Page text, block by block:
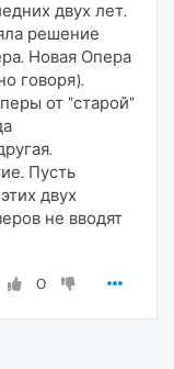
двух лет.
решение
Новая Опера
говоря).
от "старой"
Пусть
двух
не вводят
0